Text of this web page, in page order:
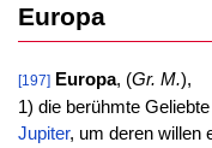
Europa
[197] Europa, (Gr. M.),
1) die berühmte
Jupiter, um deren willen